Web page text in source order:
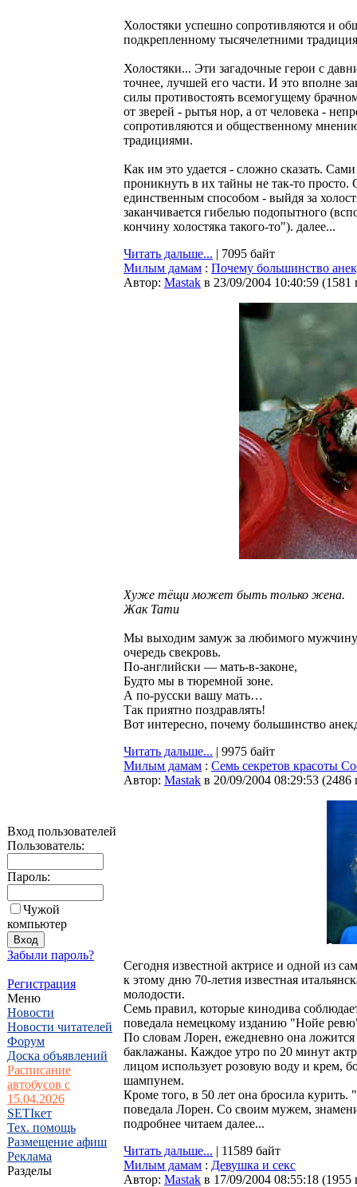
Вход пользователей
Пользователь:
Пароль:
Чужой
компьютер
Забыли пароль?
Регистрация
Меню
Новости
Новости читателей
Форум
Доска объявлений
Расписание
автобусов с
15.04.2026
SETIкет
Тех. помощь
Размещение афиш
Реклама
Разделы
Холостяки успешно сопротивляются и
подкрепленному тысячелетними
Холостяки... Эти загадочные герои с
точнее, лучшей его части. И это вполне
силы противостоять всемогущему
от зверей - рытья нор, а от человека -
сопротивляются и общественному
традициями.
Как им это удается - сложно сказать.
проникнуть в их тайны не так-то
единственным способом - выйдя за
заканчивается гибелью подопытного
кончину холостяка такого-то"). далее...
Читать дальше... | 7095 байт
Милым дамам : Почему большинство
Автор: Мastak в 23/09/2004 10:40:59 (1581
Хуже тёщи может быть только жена.
Жак Тати
Мы выходим замуж за любимого мужчину,
очередь свекровь.
По-английски — мать-в-законе,
Будто мы в тюремной зоне.
А по-русски вашу мать…
Так приятно поздравлять!
Вот интересно, почему большинство
Читать дальше... | 9975 байт
Милым дамам : Семь секретов красоты
Автор: Мastak в 20/09/2004 08:29:53 (2486
Сегодня известной актрисе и одной из
к этому дню 70-летия известная
молодости.
Семь правил, которые кинодива
поведала немецкому изданию "Нойе
По словам Лорен, ежедневно она ложится
баклажаны. Каждое утро по 20 минут
лицом использует розовую воду и крем,
шампунем.
Кроме того, в 50 лет она бросила
поведала Лорен. Со своим мужем,
подробнее читаем далее...
Читать дальше... | 11589 байт
Милым дамам : Девушка и секс
Автор: Мastak в 17/09/2004 08:55:18 (1955